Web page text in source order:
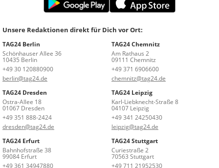
Unsere Redaktionen direkt für Dich vor Ort:
TAG24 Berlin
Schönhauser Allee 36
10435 Berlin
+49 30 120880900
berlin@tag24.de
TAG24 Chemnitz
Am Rathaus 2
09111 Chemnitz
+49 371 6906600
chemnitz@tag24.de
TAG24 Dresden
Ostra-Allee 18
01067 Dresden
+49 351 888-2424
dresden@tag24.de
TAG24 Leipzig
Karl-Liebknecht-Straße 8
04107 Leipzig
+49 341 24250430
leipzig@tag24.de
TAG24 Erfurt
Bahnhofstraße 38
99084 Erfurt
+49 361 34947880
TAG24 Stuttgart
Curiestraße 2
70563 Stuttgart
+49 711 21952530